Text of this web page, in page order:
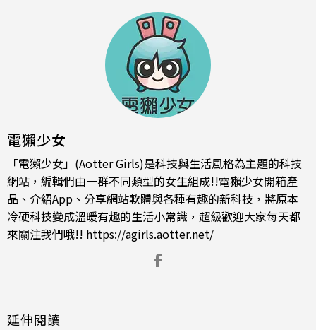
電獺少女
「電獺少女」(Aotter Girls)是科技與生活風格為主題的科技
網站，編輯們由一群不同類型的女生組成!!電獺少女開箱產
品、介紹App、分享網站軟體與各種有趣的新科技，將原本
冷硬科技變成溫暖有趣的生活小常識，超級歡迎大家每天都
來關注我們哦!! https://agirls.aotter.net/
延伸閱讀